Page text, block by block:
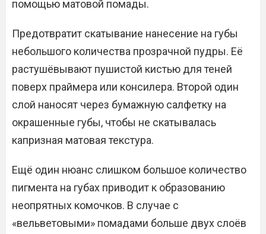
помощью матовой помады.
Предотвратит скатывание нанесение на губы
небольшого количества прозрачной пудры. Её
растушёвывают пушистой кистью для теней
поверх праймера или консилера. Второй один
слой наносят через бумажную салфетку на
окрашенные губы, чтобы не скатывалась
капризная матовая текстура.
Ещё один нюанс слишком большое количество
пигмента на губах приводит к образованию
неопрятных комочков. В случае с
«вельветовыми» помадами больше двух слоёв